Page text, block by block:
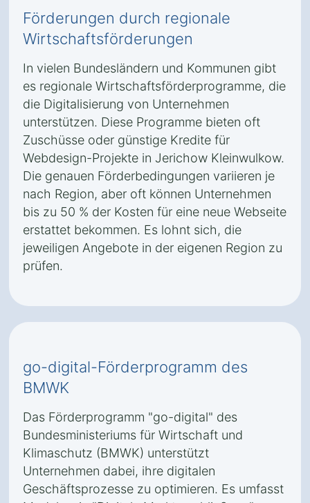
Förderungen durch regionale
Wirtschaftsförderungen
In vielen Bundesländern und Kommunen gibt
es regionale Wirtschaftsförderprogramme, die
die Digitalisierung von Unternehmen
unterstützen. Diese Programme bieten oft
Zuschüsse oder günstige Kredite für
Webdesign-Projekte in Jerichow Kleinwulkow.
Die genauen Förderbedingungen variieren je
nach Region, aber oft können Unternehmen
bis zu 50 % der Kosten für eine neue Webseite
erstattet bekommen. Es lohnt sich, die
jeweiligen Angebote in der eigenen Region zu
prüfen.
go-digital-Förderprogramm des
BMWK
Das Förderprogramm "go-digital" des
Bundesministeriums für Wirtschaft und
Klimaschutz (BMWK) unterstützt
Unternehmen dabei, ihre digitalen
Geschäftsprozesse zu optimieren. Es umfasst